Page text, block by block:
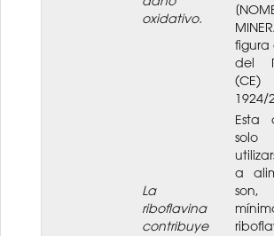
oxidativo.
figura
del
1924/
La
riboflavina
contribuye
Esta
a